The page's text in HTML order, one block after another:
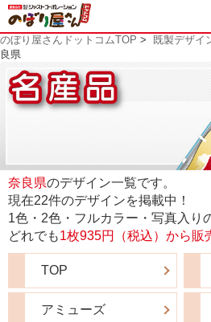
の
ぼ
り
屋
さ
ん
コ
ム
のぼり屋さんドットコムTOP > 既製デザイ
良県
奈良県のデザイン一覧です。
現在22件のデザインを掲載中！
1色・2色・フルカラー・写真入り
どれでも1枚935円（税込）から販
TOP
アミューズ